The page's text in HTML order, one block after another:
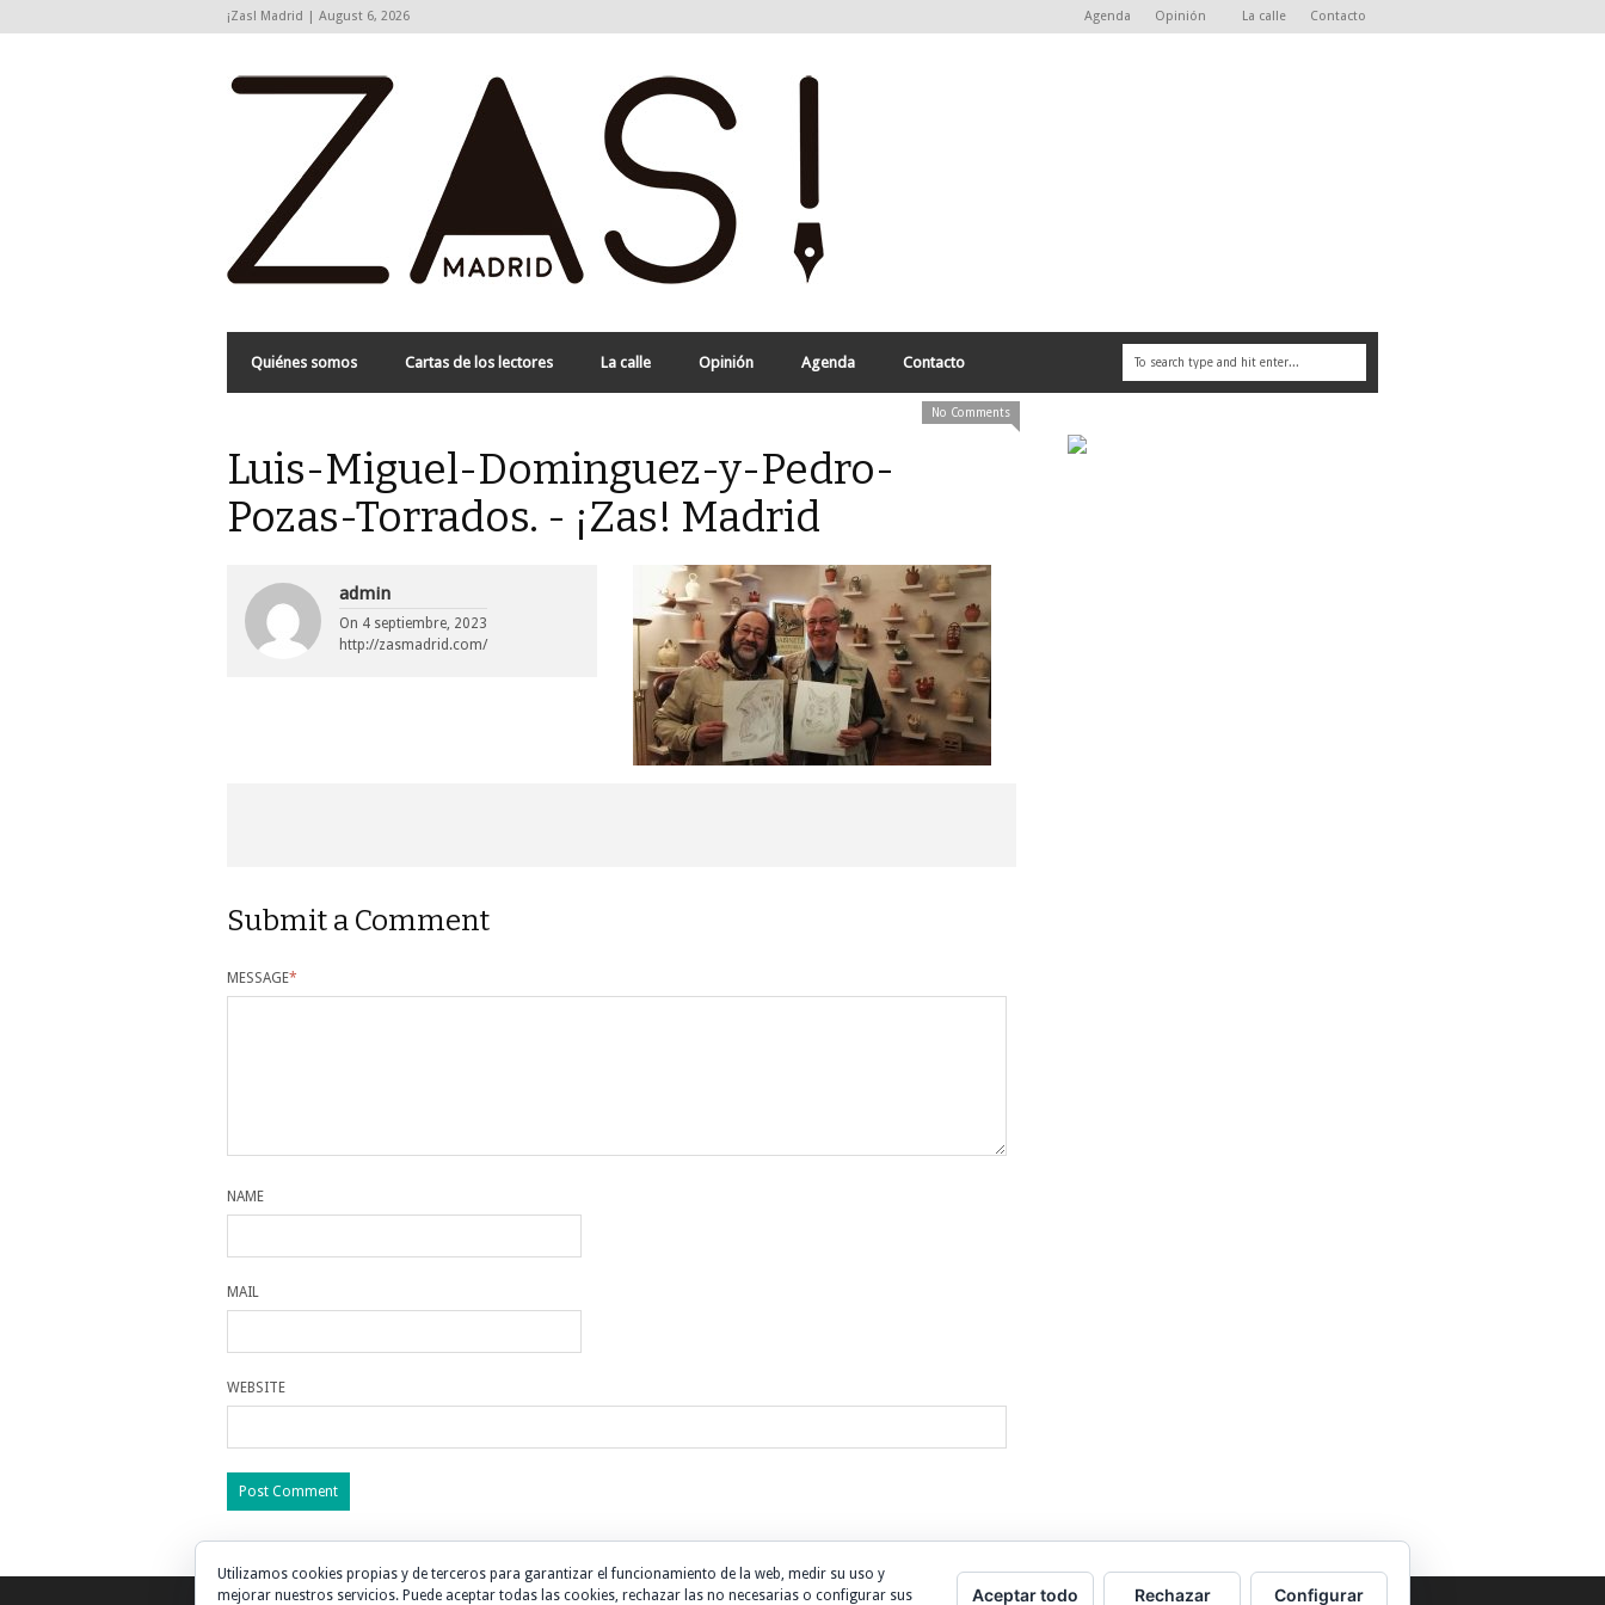
¡Zas! Madrid | August 6, 2026 Agenda Opinión La calle Contacto
Quiénes somos Cartas de los lectores La calle Opinión Agenda Contacto
No Comments
Luis-Miguel-Dominguez-y-Pedro-
Pozas-Torrados. - ¡Zas! Madrid
admin
On 4 septiembre, 2023
http://zasmadrid.com/
Submit a Comment
MESSAGE*
NAME
MAIL
WEBSITE
Utilizamos cookies propias y de terceros para garantizar el funcionamiento de la web, medir su uso y
mejorar nuestros servicios. Puede aceptar todas las cookies, rechazar las no necesarias o configurar sus
Aceptar todo Rechazar Configurar